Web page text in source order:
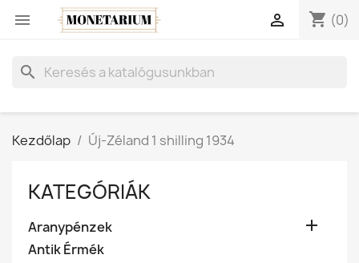
 shopping_cart (0)

search
Kezdőlap Új-Zéland 1 shilling 1934
KATEGÓRIÁK
Aranypénzek 
Antik Érmék